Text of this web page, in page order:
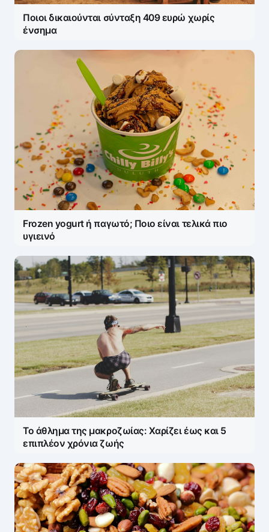
Ποιοι δικαιούνται σύνταξη 409 ευρώ χωρίς
ένσημα
Frozen yogurt ή παγωτό; Ποιο είναι τελικά πιο
υγιεινό
Το άθλημα της μακροζωίας: Χαρίζει έως και 5
επιπλέον χρόνια ζωής